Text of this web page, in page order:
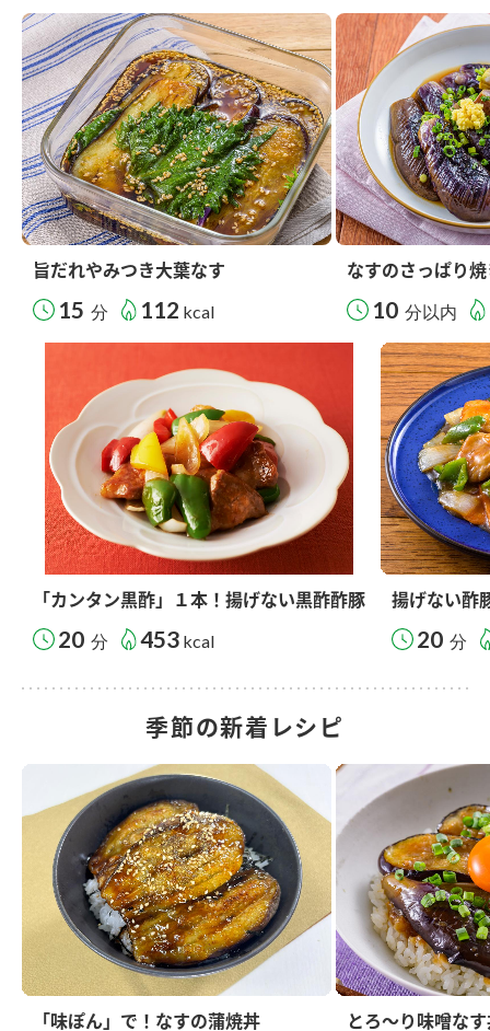
旨だれやみつき大葉なす
15 分 112 kcal
なすのさっぱり
10 分以内
「カンタン黒酢」１本！揚げない黒酢酢豚
20 分 453 kcal
揚げない酢
20 分
季節の新着レシピ
「味ぽん」で！なすの蒲焼丼 とろ～り味噌な